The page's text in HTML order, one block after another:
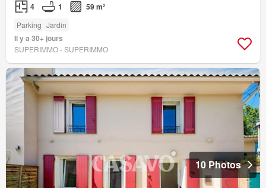
4 1 59 m²
Parking Jardin
Il y a 30+ jours
SUPERIMMO - SUPERIMMO
10 Photos